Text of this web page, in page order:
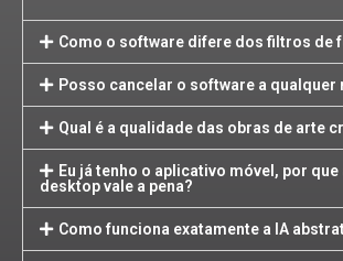
Como o software difere dos filtros de
Posso cancelar o software a qualquer
Qual é a qualidade das obras de arte
Eu já tenho o aplicativo móvel, por que
desktop vale a pena?
Como funciona exatamente a IA